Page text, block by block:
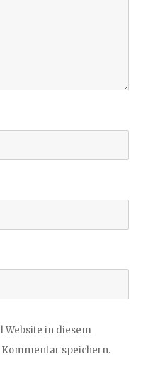
Website in diesem
speichern.